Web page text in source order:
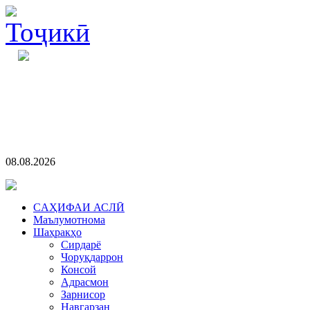
08.08.2026
CАҲИФАИ АСЛӢ
Маълумотнома
Шаҳракҳо
Сирдарё
Чоруқдаррон
Консой
Адрасмон
Зарнисор
Навгарзан